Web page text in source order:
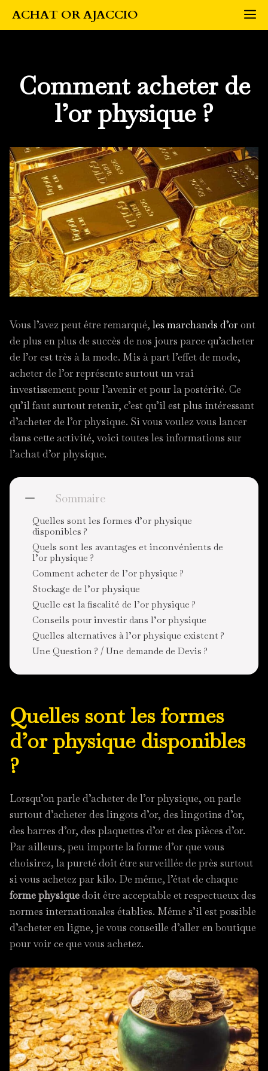
ACHAT OR AJACCIO
Comment acheter de
l’or physique ?
Vous l’avez peut être remarqué, les marchands d’or ont
de plus en plus de succès de nos jours parce qu’acheter
de l’or est très à la mode. Mis à part l’effet de mode,
acheter de l’or représente surtout un vrai
investissement pour l’avenir et pour la postérité. Ce
qu’il faut surtout retenir, c’est qu’il est plus intéressant
d’acheter de l’or physique. Si vous voulez vous lancer
dans cette activité, voici toutes les informations sur
l’achat d’or physique.
Sommaire
Quelles sont les formes d’or physique
disponibles ?
Quels sont les avantages et inconvénients de
l’or physique ?
Comment acheter de l’or physique ?
Stockage de l’or physique
Quelle est la fiscalité de l’or physique ?
Conseils pour investir dans l’or physique
Quelles alternatives à l’or physique existent ?
Une Question ? / Une demande de Devis ?
Quelles sont les formes
d’or physique disponibles
?
Lorsqu’on parle d’acheter de l’or physique, on parle
surtout d’acheter des lingots d’or, des lingotins d’or,
des barres d’or, des plaquettes d’or et des pièces d’or.
Par ailleurs, peu importe la forme d’or que vous
choisirez, la pureté doit être surveillée de près surtout
si vous achetez par kilo. De même, l’état de chaque
forme physiquedoit être acceptable et respectueux des
normes internationales établies. Même s’il est possible
d’acheter en ligne, je vous conseille d’aller en boutique
pour voir ce que vous achetez.